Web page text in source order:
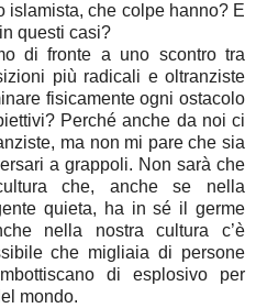
islamista, che colpe hanno? E
questi casi?
di fronte a uno scontro tra
più radicali e oltranziste
fisicamente ogni ostacolo
Perché anche da noi ci
ma non mi pare che sia
a grappoli. Non sarà che
che, anche se nella
quieta, ha in sé il germe
nella nostra cultura c’è
che migliaia di persone
di esplosivo per
mondo.